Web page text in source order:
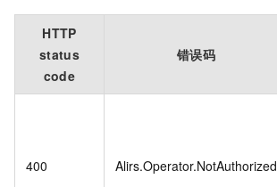
HTTP
status
code
错误码
400 Alirs.Operator.NotAuthorized